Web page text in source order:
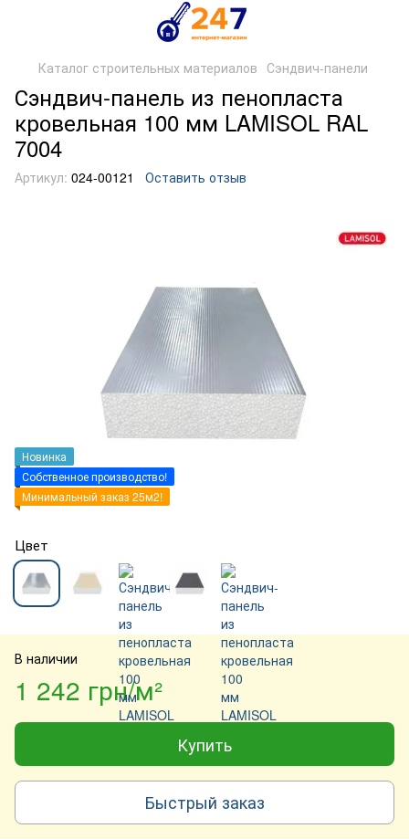
Каталог строительных материалов Сэндвич-панели
Сэндвич-панель из пенопласта
кровельная 100 мм LAMISOL RAL
7004
Артикул: 024-00121 Оставить отзыв
Новинка
Собственное производство!
Минимальный заказ 25м2!
Цвет
В наличии
1 242 грн/м²
Купить
Быстрый заказ